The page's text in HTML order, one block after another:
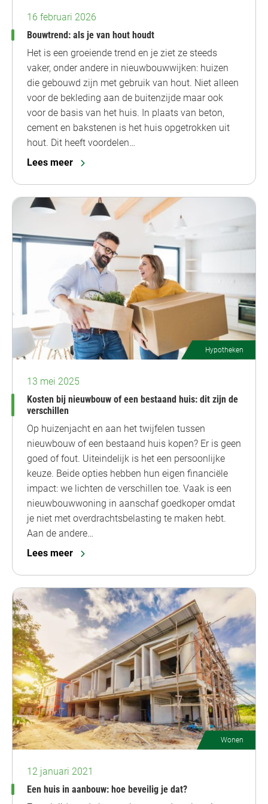
16 februari 2026
Bouwtrend: als je van hout houdt
Het is een groeiende trend en je ziet ze steeds
vaker, onder andere in nieuwbouwwijken: huizen
die gebouwd zijn met gebruik van hout. Niet alleen
voor de bekleding aan de buitenzijde maar ook
voor de basis van het huis. In plaats van beton,
cement en bakstenen is het huis opgetrokken uit
hout. Dit heeft voordelen…
Lees meer
Hypotheken
13 mei 2025
Kosten bij nieuwbouw of een bestaand huis: dit zijn de
verschillen
Op huizenjacht en aan het twijfelen tussen
nieuwbouw of een bestaand huis kopen? Er is geen
goed of fout. Uiteindelijk is het een persoonlijke
keuze. Beide opties hebben hun eigen financiële
impact: we lichten de verschillen toe. Vaak is een
nieuwbouwwoning in aanschaf goedkoper omdat
je niet met overdrachtsbelasting te maken hebt.
Aan de andere…
Lees meer
Wonen
12 januari 2021
Een huis in aanbouw: hoe beveilig je dat?